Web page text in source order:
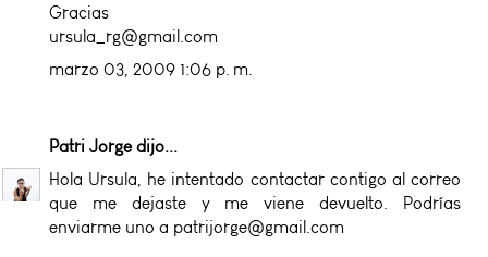
Gracias
ursula_rg@gmail.com
marzo 03, 2009 1:06 p. m.
Patri Jorgedijo...
Hola Ursula, he intentado contactar contigo al correo
que me dejaste y me viene devuelto. Podrías
enviarme uno a patrijorge@gmail.com